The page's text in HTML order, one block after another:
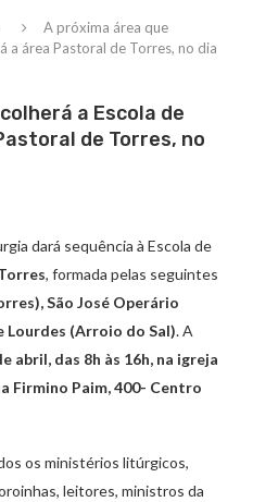
A próxima área que
a área Pastoral de Torres, no dia
a Escola de
de Torres, no
dará sequência à Escola de
, formada pelas seguintes
São José Operário
Lourdes (Arroio do Sal). A
abril, das 8h às 16h, na igreja
Firmino Paim, 400- Centro
os ministérios litúrgicos,
leitores, ministros da